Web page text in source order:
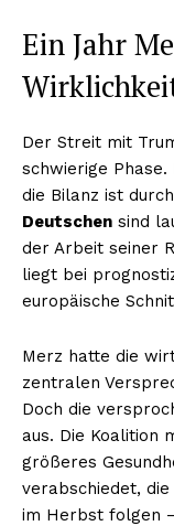
Ein Jahr
Der Streit mit
schwierige
die Bilanz ist
Deutschen sind
der Arbeit seiner
liegt bei
europäische
Merz hatte die
zentralen
Doch die
aus. Die Koalition
größeres
verabschiedet,
im Herbst folgen